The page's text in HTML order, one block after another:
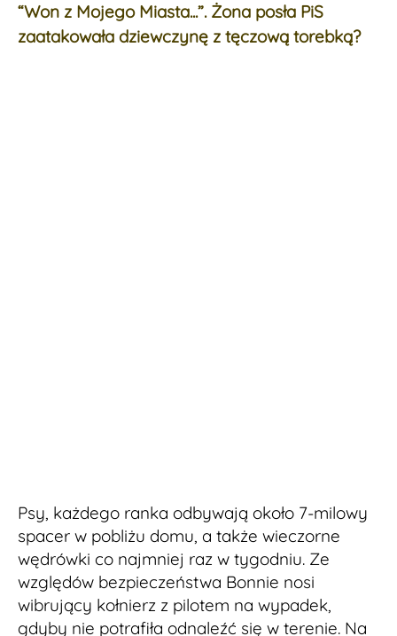
“Won z Mojego Miasta...”. Żona posła PiS
zaatakowała dziewczynę z tęczową torebką?
Psy, każdego ranka odbywają około 7-milowy
spacer w pobliżu domu, a także wieczorne
wędrówki co najmniej raz w tygodniu. Ze
względów bezpieczeństwa Bonnie nosi
wibrujący kołnierz z pilotem na wypadek,
gdyby nie potrafiła odnaleźć się w terenie. Na